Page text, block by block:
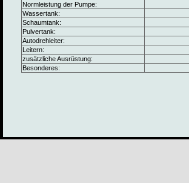
Normleistung der Pumpe:
Wassertank:
Schaumtank:
Pulvertank:
Autodrehleiter:
Leitern:
zusätzliche Ausrüstung:
Besonderes: